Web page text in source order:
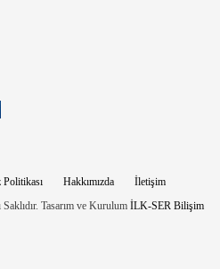
Hakkımızda
İletişim
Tasarım ve Kurulum İLK-SER Bilişim